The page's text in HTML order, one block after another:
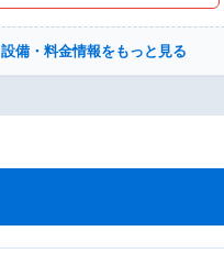
設備・料金情報をもっと見る